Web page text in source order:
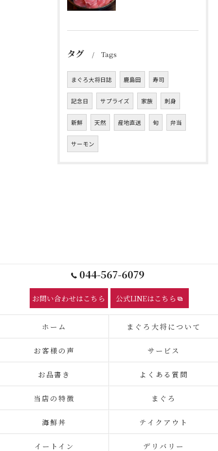
タグ Tags
まぐろ大将日誌 鹿島田 寿司
記念日 サプライズ 家族 刺身
新鮮 天然 産地直送 旬 弁当
サーモン
044-567-6079
お問い合わせはこちら 公式LINEはこちら
ホーム まぐろ大将について
お客様の声 サービス
お品書き よくある質問
当店の特徴 まぐろ
海鮮丼 テイクアウト
イートイン デリバリー